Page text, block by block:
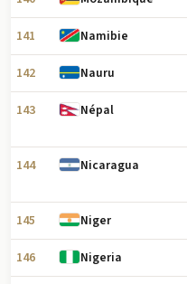
141 Namibie
142 Nauru
143 Népal
144 Nicaragua
145 Niger
146 Nigeria